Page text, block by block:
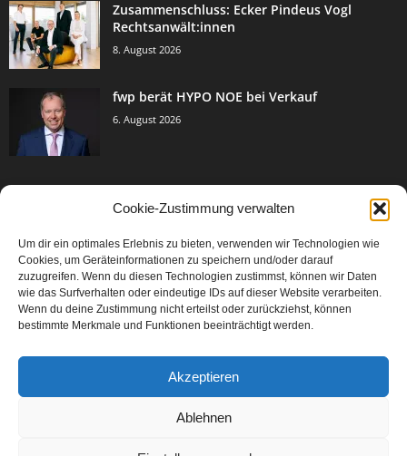
Cookie-Zustimmung verwalten
Um dir ein optimales Erlebnis zu bieten, verwenden wir Technologien wie
Cookies, um Geräteinformationen zu speichern und/oder darauf
zuzugreifen. Wenn du diesen Technologien zustimmst, können wir Daten
wie das Surfverhalten oder eindeutige IDs auf dieser Website verarbeiten.
Wenn du deine Zustimmung nicht erteilst oder zurückziehst, können
bestimmte Merkmale und Funktionen beeinträchtigt werden.
Akzeptieren
Ablehnen
Zusammenschluss: Ecker Pindeus Vogl
Rechtsanwält:innen
8. August 2026
fwp berät HYPO NOE bei Verkauf
6. August 2026
Events & Success 3005
Breaking News 2067
Aktuelles
Featured Article
Karriere 567